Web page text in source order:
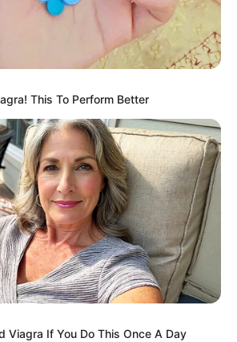
This To Perform Better
Viagra If You Do This Once A Day